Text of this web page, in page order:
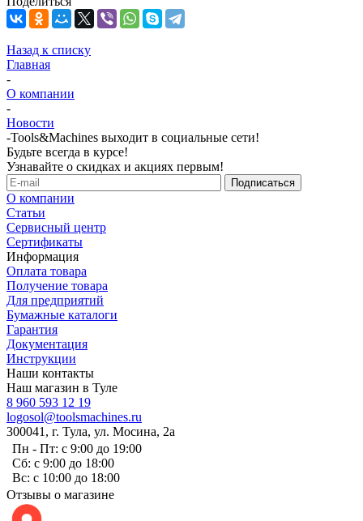
Назад к списку
Главная
-
О компании
-
Новости
-Tools&Machines выходит в социальные сети!
Будьте всегда в курсе!
Узнавайте о скидках и акциях первым!
О компании
Статьи
Сервисный центр
Сертификаты
Информация
Оплата товара
Получение товара
Для предприятий
Бумажные каталоги
Гарантия
Документация
Инструкции
Наши контакты
Наш магазин в Туле
8 960 593 12 19
logosol@toolsmachines.ru
300041, г. Тула, ул. Мосина, 2а
Пн - Пт: с 9:00 до 19:00
Сб: с 9:00 до 18:00
Вс: с 10:00 до 18:00
Отзывы о магазине